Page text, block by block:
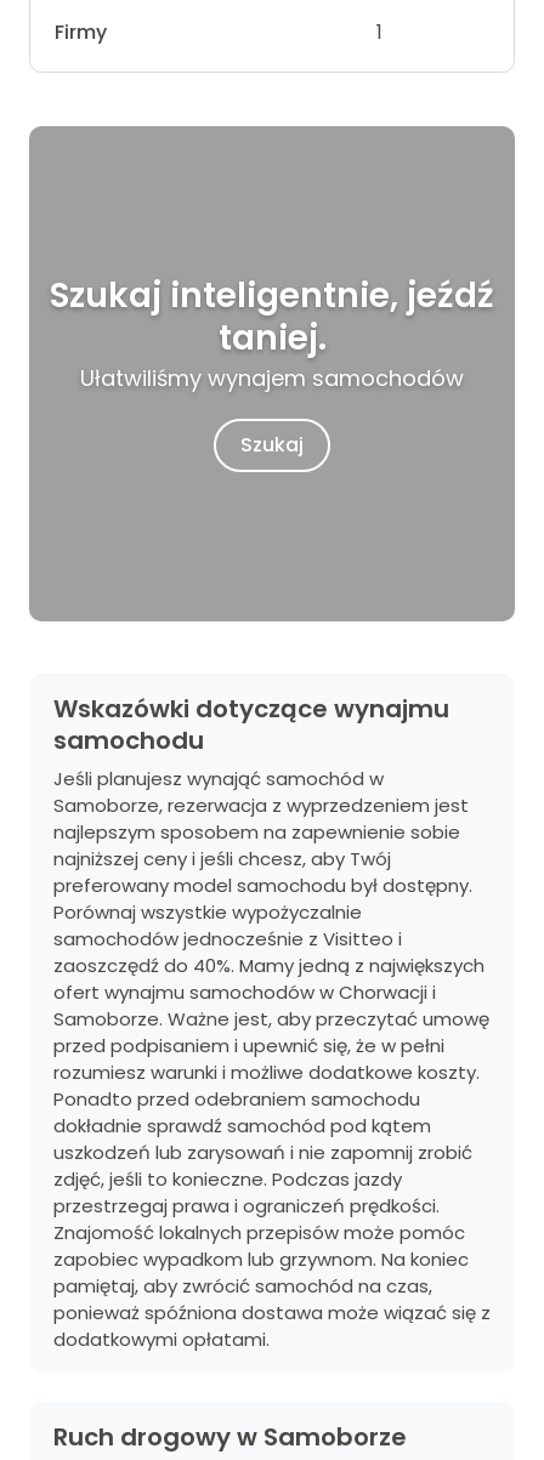
Firmy 1
Szukaj inteligentnie, jeźdź
taniej.
Ułatwiliśmy wynajem samochodów
Szukaj
Wskazówki dotyczące wynajmu
samochodu
Jeśli planujesz wynająć samochód w
Samoborze, rezerwacja z wyprzedzeniem jest
najlepszym sposobem na zapewnienie sobie
najniższej ceny i jeśli chcesz, aby Twój
preferowany model samochodu był dostępny.
Porównaj wszystkie wypożyczalnie
samochodów jednocześnie z Visitteo i
zaoszczędź do 40%. Mamy jedną z największych
ofert wynajmu samochodów w Chorwacji i
Samoborze. Ważne jest, aby przeczytać umowę
przed podpisaniem i upewnić się, że w pełni
rozumiesz warunki i możliwe dodatkowe koszty.
Ponadto przed odebraniem samochodu
dokładnie sprawdź samochód pod kątem
uszkodzeń lub zarysowań i nie zapomnij zrobić
zdjęć, jeśli to konieczne. Podczas jazdy
przestrzegaj prawa i ograniczeń prędkości.
Znajomość lokalnych przepisów może pomóc
zapobiec wypadkom lub grzywnom. Na koniec
pamiętaj, aby zwrócić samochód na czas,
ponieważ spóźniona dostawa może wiązać się z
dodatkowymi opłatami.
Ruch drogowy w Samoborze